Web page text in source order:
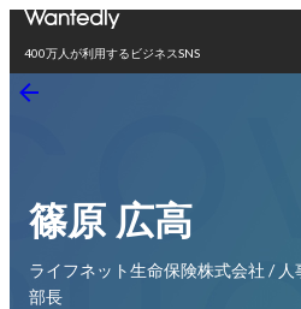
400万人が利用するビジネスSNS
篠原 広高
ライフネット生命保険株式会社 / 人
部長